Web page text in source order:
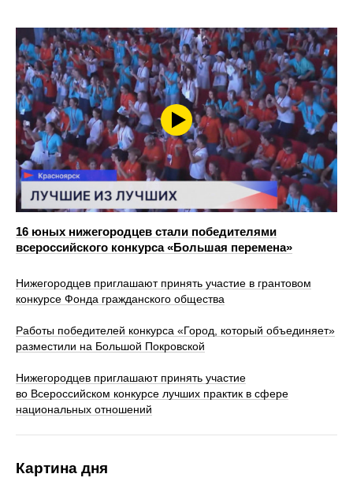
16 юных нижегородцев стали победителями
всероссийского конкурса «Большая перемена»
Нижегородцев приглашают принять участие в грантовом
конкурсе Фонда гражданского общества
Работы победителей конкурса «Город, который объединяет»
разместили на Большой Покровской
Нижегородцев приглашают принять участие
во Всероссийском конкурсе лучших практик в сфере
национальных отношений
Картина дня